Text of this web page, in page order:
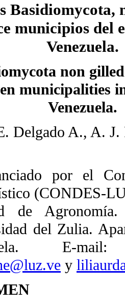
Basidiomycota,
municipios del
Venezuela.
non
municipalities
Venezuela.
Delgado A., A.
por el
(CONDES-
de
del Zulia.
E-
y